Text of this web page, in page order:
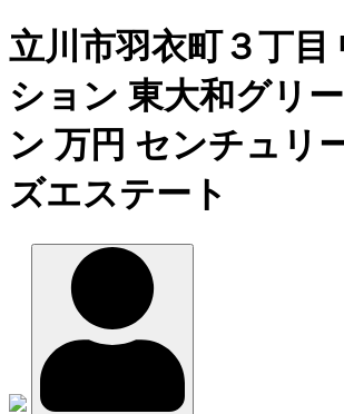
立川市羽衣町３丁目
ション 東大和グリ
ン 万円 センチュリ
ズエステート